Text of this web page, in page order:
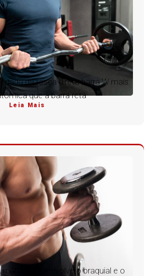
da rosca direta barra W mais
que a barra reta
Leia Mais
desenvolve o braquial e o